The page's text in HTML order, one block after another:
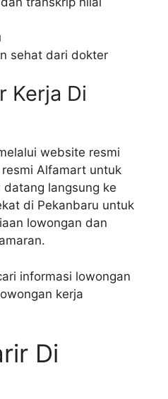
sehat dari dokter
Kerja Di
website resmi
Alfamart untuk
langsung ke
di Pekanbaru untuk
lowongan dan
informasi lowongan
kerja
Di